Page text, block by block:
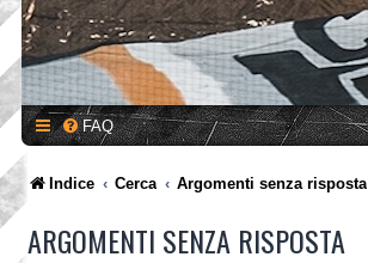
FAQ
Indice Cerca Argomenti senza risposta
ARGOMENTI SENZA RISPOSTA